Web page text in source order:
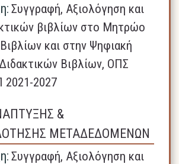
Συγγραφή, Αξιολόγηση και
βιβλίων στο Μητρώο
και στην Ψηφιακή
Βιβλίων, ΟΠΣ
2021-2027
&
ΜΕΤΑΔΕΔΟΜΕΝΩΝ
Συγγραφή, Αξιολόγηση και